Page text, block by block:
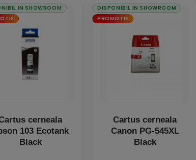
IN SHOWROOM
cerneala
103 Ecotank
Black
DISPONIBIL IN SHOWROOM
PROMOTIE
Cartus cerneala
Canon PG-545XL
Black